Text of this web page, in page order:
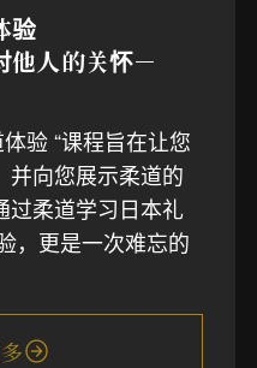
验
他人的关怀－
验 “课程旨在让您
并向您展示柔道的
过柔道学习日本礼
，更是一次难忘的